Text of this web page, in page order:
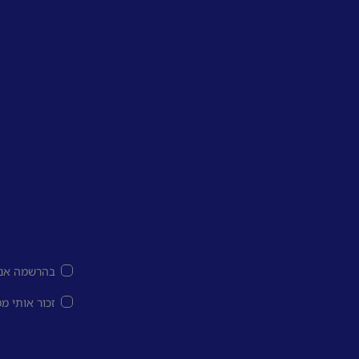
בהרשמה
זכור אותי